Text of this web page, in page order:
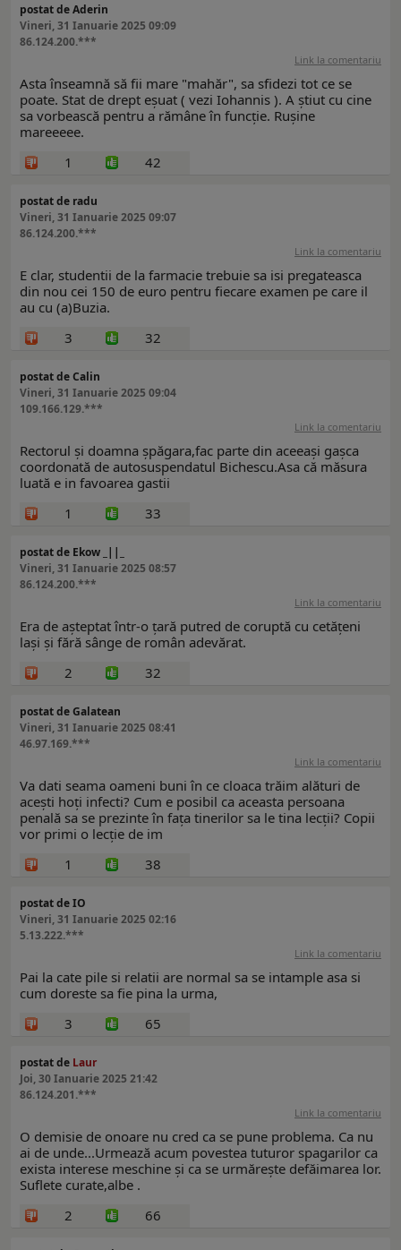
postat de Aderin
Vineri, 31 Ianuarie 2025 09:09
86.124.200.***
Link la comentariu
Asta înseamnă să fii mare "mahăr", sa sfidezi tot ce se
poate. Stat de drept eșuat ( vezi Iohannis ). A știut cu cine
sa vorbească pentru a rămâne în funcție. Rușine
mareeeee.
1
42
postat de radu
Vineri, 31 Ianuarie 2025 09:07
86.124.200.***
Link la comentariu
E clar, studentii de la farmacie trebuie sa isi pregateasca
din nou cei 150 de euro pentru fiecare examen pe care il
au cu (a)Buzia.
3
32
postat de Calin
Vineri, 31 Ianuarie 2025 09:04
109.166.129.***
Link la comentariu
Rectorul și doamna șpăgara,fac parte din aceeași gașca
coordonată de autosuspendatul Bichescu.Asa că măsura
luată e in favoarea gastii
1
33
postat de Ekow _||_
Vineri, 31 Ianuarie 2025 08:57
86.124.200.***
Link la comentariu
Era de așteptat într-o țară putred de coruptă cu cetățeni
lași și fără sânge de român adevărat.
2
32
postat de Galatean
Vineri, 31 Ianuarie 2025 08:41
46.97.169.***
Link la comentariu
Va dati seama oameni buni în ce cloaca trăim alături de
acești hoți infecti? Cum e posibil ca aceasta persoana
penală sa se prezinte în fața tinerilor sa le tina lecții? Copii
vor primi o lecție de im
1
38
postat de IO
Vineri, 31 Ianuarie 2025 02:16
5.13.222.***
Link la comentariu
Pai la cate pile si relatii are normal sa se intample asa si
cum doreste sa fie pina la urma,
3
65
postat de Laur
Joi, 30 Ianuarie 2025 21:42
86.124.201.***
Link la comentariu
O demisie de onoare nu cred ca se pune problema. Ca nu
ai de unde...Urmează acum povestea tuturor spagarilor ca
exista interese meschine și ca se urmărește defăimarea lor.
Suflete curate,albe .
2
66